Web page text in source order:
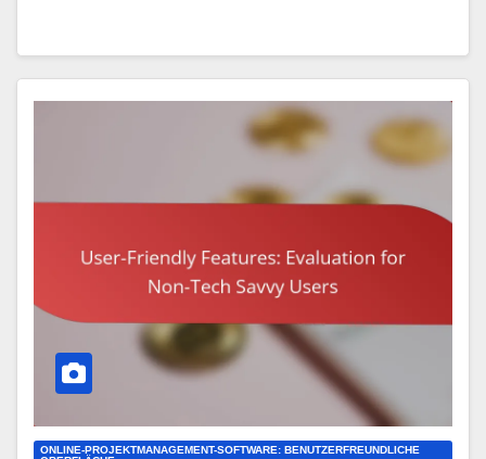
ONLINE-PROJEKTMANAGEMENT-SOFTWARE: BENUTZERFREUNDLICHE